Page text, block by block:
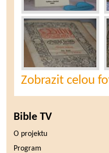
Zobrazit celou
Bible TV
O projektu
Program